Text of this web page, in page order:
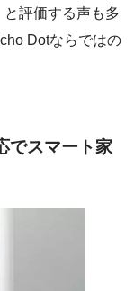
と評価する声も多
Dotならではの
でスマート家